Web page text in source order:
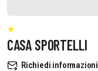
CASA SPORTELLI
Richiedi informazioni